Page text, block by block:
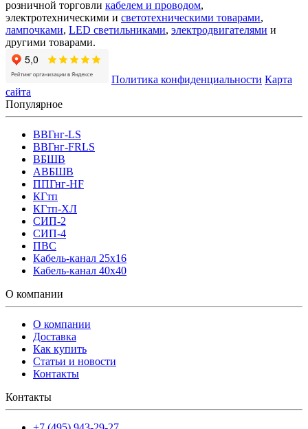
розничной торговли кабелем и проводом,
электротехническими и светотехническими товарами,
лампочками, LED светильниками, электродвигателями и
другими товарами.
Политика конфиденциальности Карта
сайта
Популярное
ВВГнг-LS
ВВГнг-FRLS
ВБШВ
АВБШВ
ППГнг-HF
КГтп
КГтп-ХЛ
СИП-2
СИП-4
ПВС
Кабель-канал 25х16
Кабель-канал 40х40
О компании
О компании
Доставка
Как купить
Статьи и новости
Контакты
Контакты